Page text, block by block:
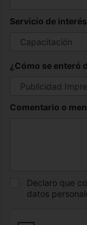
Servicio de interés
¿Cómo se enteró
Comentario o
Declaro que
datos